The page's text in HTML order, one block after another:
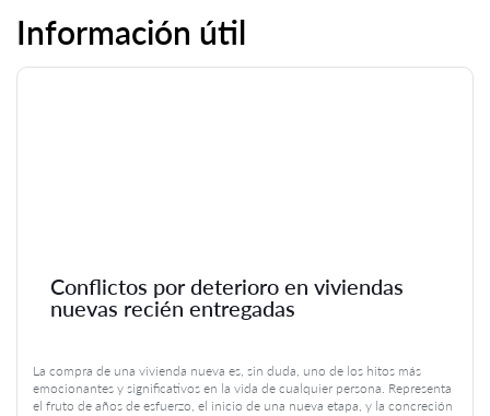
Información útil
Conflictos por deterioro en viviendas
nuevas recién entregadas
La compra de una vivienda nueva es, sin duda, uno de los hitos más
emocionantes y significativos en la vida de cualquier persona. Representa
el fruto de años de esfuerzo, el inicio de una nueva etapa, y la concreción